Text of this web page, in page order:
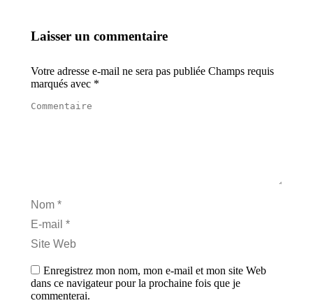
Laisser un commentaire
Votre adresse e-mail ne sera pas publiée Champs requis
marqués avec *
Commentaire
Nom *
E-mail *
Site Web
Enregistrez mon nom, mon e-mail et mon site Web
dans ce navigateur pour la prochaine fois que je
commenterai.